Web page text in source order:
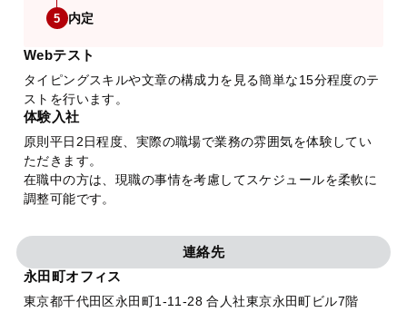
5 内定
Webテスト
タイピングスキルや文章の構成力を見る簡単な15分程度のテ
ストを行います。
体験入社
原則平日2日程度、実際の職場で業務の雰囲気を体験してい
ただきます。
在職中の方は、現職の事情を考慮してスケジュールを柔軟に
調整可能です。
連絡先
永田町オフィス
東京都千代田区永田町1-11-28 合人社東京永田町ビル7階